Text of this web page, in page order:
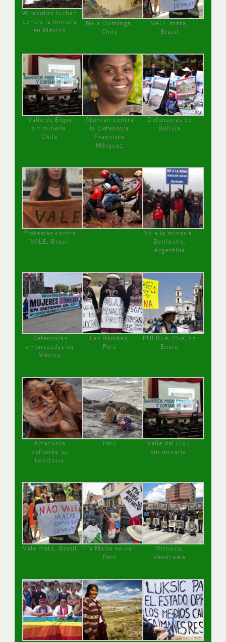
Wirakutas luchan
contra la minería
en México
No a Dominga,
Chile
VALE mata,
Brasil
Valle de Elqui
sin minería.
Chile
Atentan contra
la Defensora
Francisca
Márquez
Defensoras de
Bolivia
Protestas contra
VALE, Brasil
No a la minería ,
Bariloche,
Argentina
Defensoras
amenazadas en
México
Las Bambas,
Perú
PUEBLA, Pue, 27
Enero
Amazonía
defiende su
territorio
Perú
Valle del Elqui
sin minería.
Vale mata, Brasil
Tía María no va !
Perú
Orinoco,
Venezuela